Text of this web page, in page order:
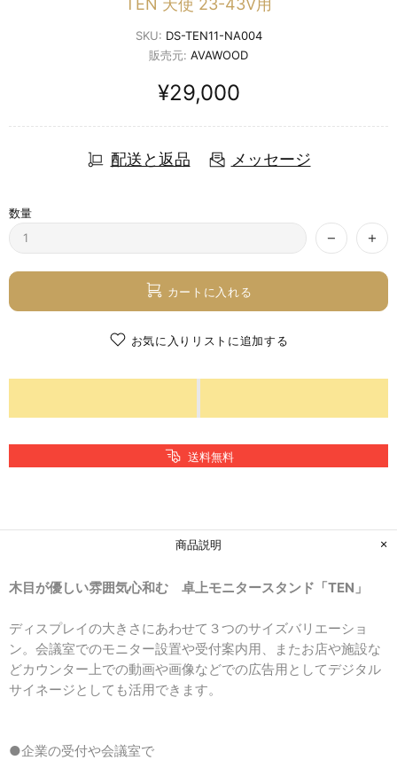
TEN 天使 23-43V用
SKU: DS-TEN11-NA004
販売元: AVAWOOD
¥29,000
配送と返品 メッセージ
数量
カートに入れる
お気に入りリストに追加する
送料無料
商品説明
木目が優しい雰囲気心和む 卓上モニタースタンド「TEN」
ディスプレイの大きさにあわせて３つのサイズバリエーショ
ン。会議室でのモニター設置や受付案内用、またお店や施設な
どカウンター上での動画や画像などでの広告用としてデジタル
サイネージとしても活用できます。
●企業の受付や会議室で